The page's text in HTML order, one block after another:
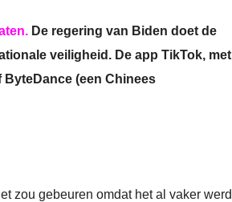
De regering van Biden doet de
veiligheid. De app TikTok, met
(een Chinees
zou gebeuren omdat het al vaker werd